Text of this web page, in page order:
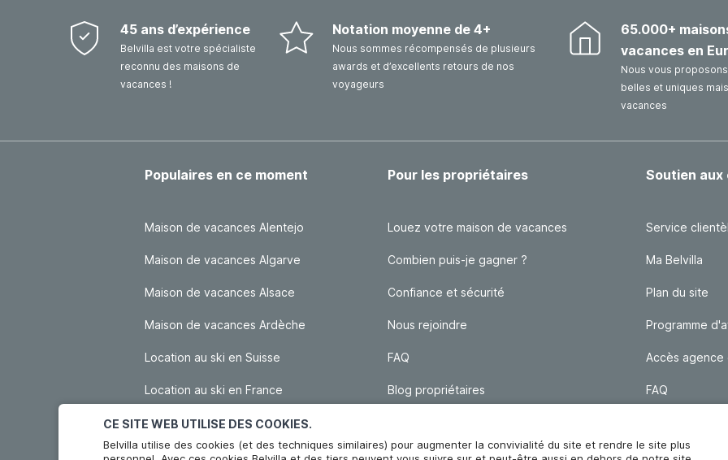
CE SITE WEB UTILISE DES COOKIES.
Belvilla utilise des cookies (et des techniques similaires) pour augmenter la convivialité du site et rendre le site plus
45 ans d’expérience
Belvilla est votre spécialiste
reconnu des maisons de
vacances !
Notation moyenne de 4+
Nous sommes récompensés de plusieurs
awards et d’excellents retours de nos
voyageurs
65.000+
vacances en
Nous vous
belles et uniques
vacances
Populaires en ce moment
Maison de vacances Alentejo
Maison de vacances Algarve
Maison de vacances Alsace
Maison de vacances Ardèche
Location au ski en Suisse
Location au ski en France
Pour les propriétaires
Louez votre maison de vacances
Combien puis-je gagner ?
Confiance et sécurité
Nous rejoindre
FAQ
Blog propriétaires
Soutien
Service
Ma Belvilla
Plan du site
Programme
Accès
FAQ